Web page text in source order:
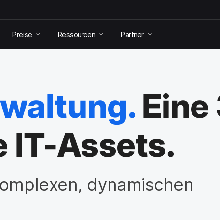
Preise Ressourcen Partner
IT-Assets.
dynamischen